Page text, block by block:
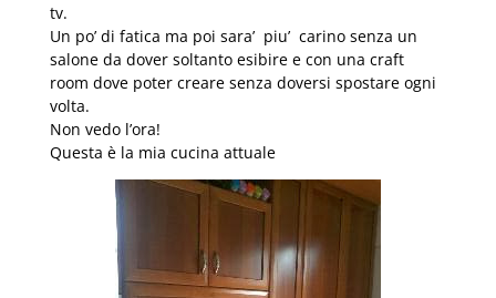
tv.
Un po’ di fatica ma poi sara’ piu’ carino senza un
salone da dover soltanto esibire e con una craft
room dove poter creare senza doversi spostare ogni
volta.
Non vedo l’ora!
Questa è la mia cucina attuale